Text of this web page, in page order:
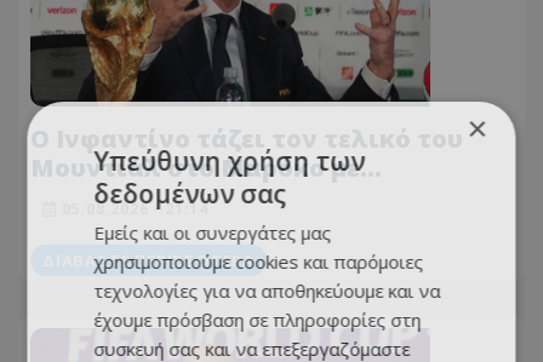
Μουντιάλ στο Μαρόκο με
αντάλλαγμα τη δημόσια στήριξη της
Ομοσπονδίας!
05.08.2026 - 21:14
ΔΙΑΒΆΣΤΕ ΠΕΡΙΣΣΌΤΕΡΑ
×
Υπεύθυνη χρήση των
δεδομένων σας
Εμείς και οι συνεργάτες μας
χρησιμοποιούμε cookies και παρόμοιες
τεχνολογίες για να αποθηκεύουμε και να
έχουμε πρόσβαση σε πληροφορίες στη
συσκευή σας και να επεξεργαζόμαστε